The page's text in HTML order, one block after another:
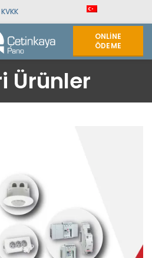
KVKK
ONLINE
ÖDEME
Ürünler